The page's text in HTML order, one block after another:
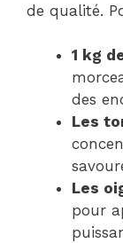
de qualité.
1 kg
des
Les
Les
pour